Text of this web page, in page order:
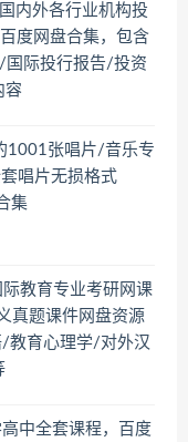
内外各行业机构投
度网盘合集，包含
际投行报告/投资
容
1001张唱片/音乐专
唱片无损格式
集
教育专业考研网课
真题课件网盘资源
教育心理学/对外汉
高中全套课程，百度